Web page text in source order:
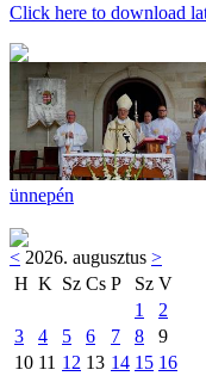
Click here to download
ünnepén
< 2026. augusztus >
H K Sz Cs P Sz V
1
2
3
4 5 6 7 8
9
10 11 12 13 14 15 16